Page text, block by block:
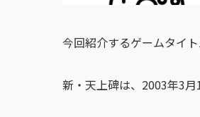
今回紹介するゲームタイ
新・天上碑は、2003年3月